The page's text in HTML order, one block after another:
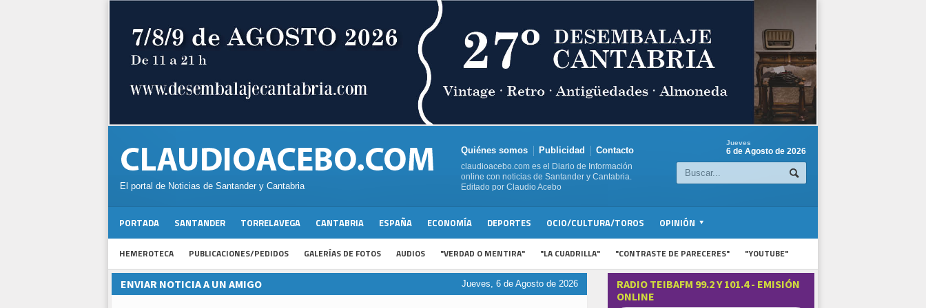
El portal de Noticias de Santander y Cantabria
Quiénes somos Publicidad Contacto
claudioacebo.com es el Diario de Información
online con noticias de Santander y Cantabria.
Editado por Claudio Acebo
Jueves
6 de Agosto de 2026
PORTADA SANTANDER TORRELAVEGA CANTABRIA ESPAÑA ECONOMÍA DEPORTES OCIO/CULTURA/TOROS OPINIÓN
HEMEROTECA PUBLICACIONES/PEDIDOS GALERÍAS DE FOTOS AUDIOS "VERDAD O MENTIRA" "LA CUADRILLA" "CONTRASTE DE PARECERES" "YOUTUBE"
Jueves, 6 de Agosto de 2026
ENVIAR NOTICIA A UN AMIGO
RADIO TEIBAFM 99.2 Y 101.4 - EMISIÓN
ONLINE